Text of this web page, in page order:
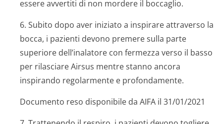
essere avvertiti di non mordere il boccaglio.
6. Subito dopo aver iniziato a inspirare attraverso la
bocca, i pazienti devono premere sulla parte
superiore dell’inalatore con fermezza verso il basso
per rilasciare Airsus mentre stanno ancora
inspirando regolarmente e profondamente.
Documento reso disponibile da AIFA il 31/01/2021